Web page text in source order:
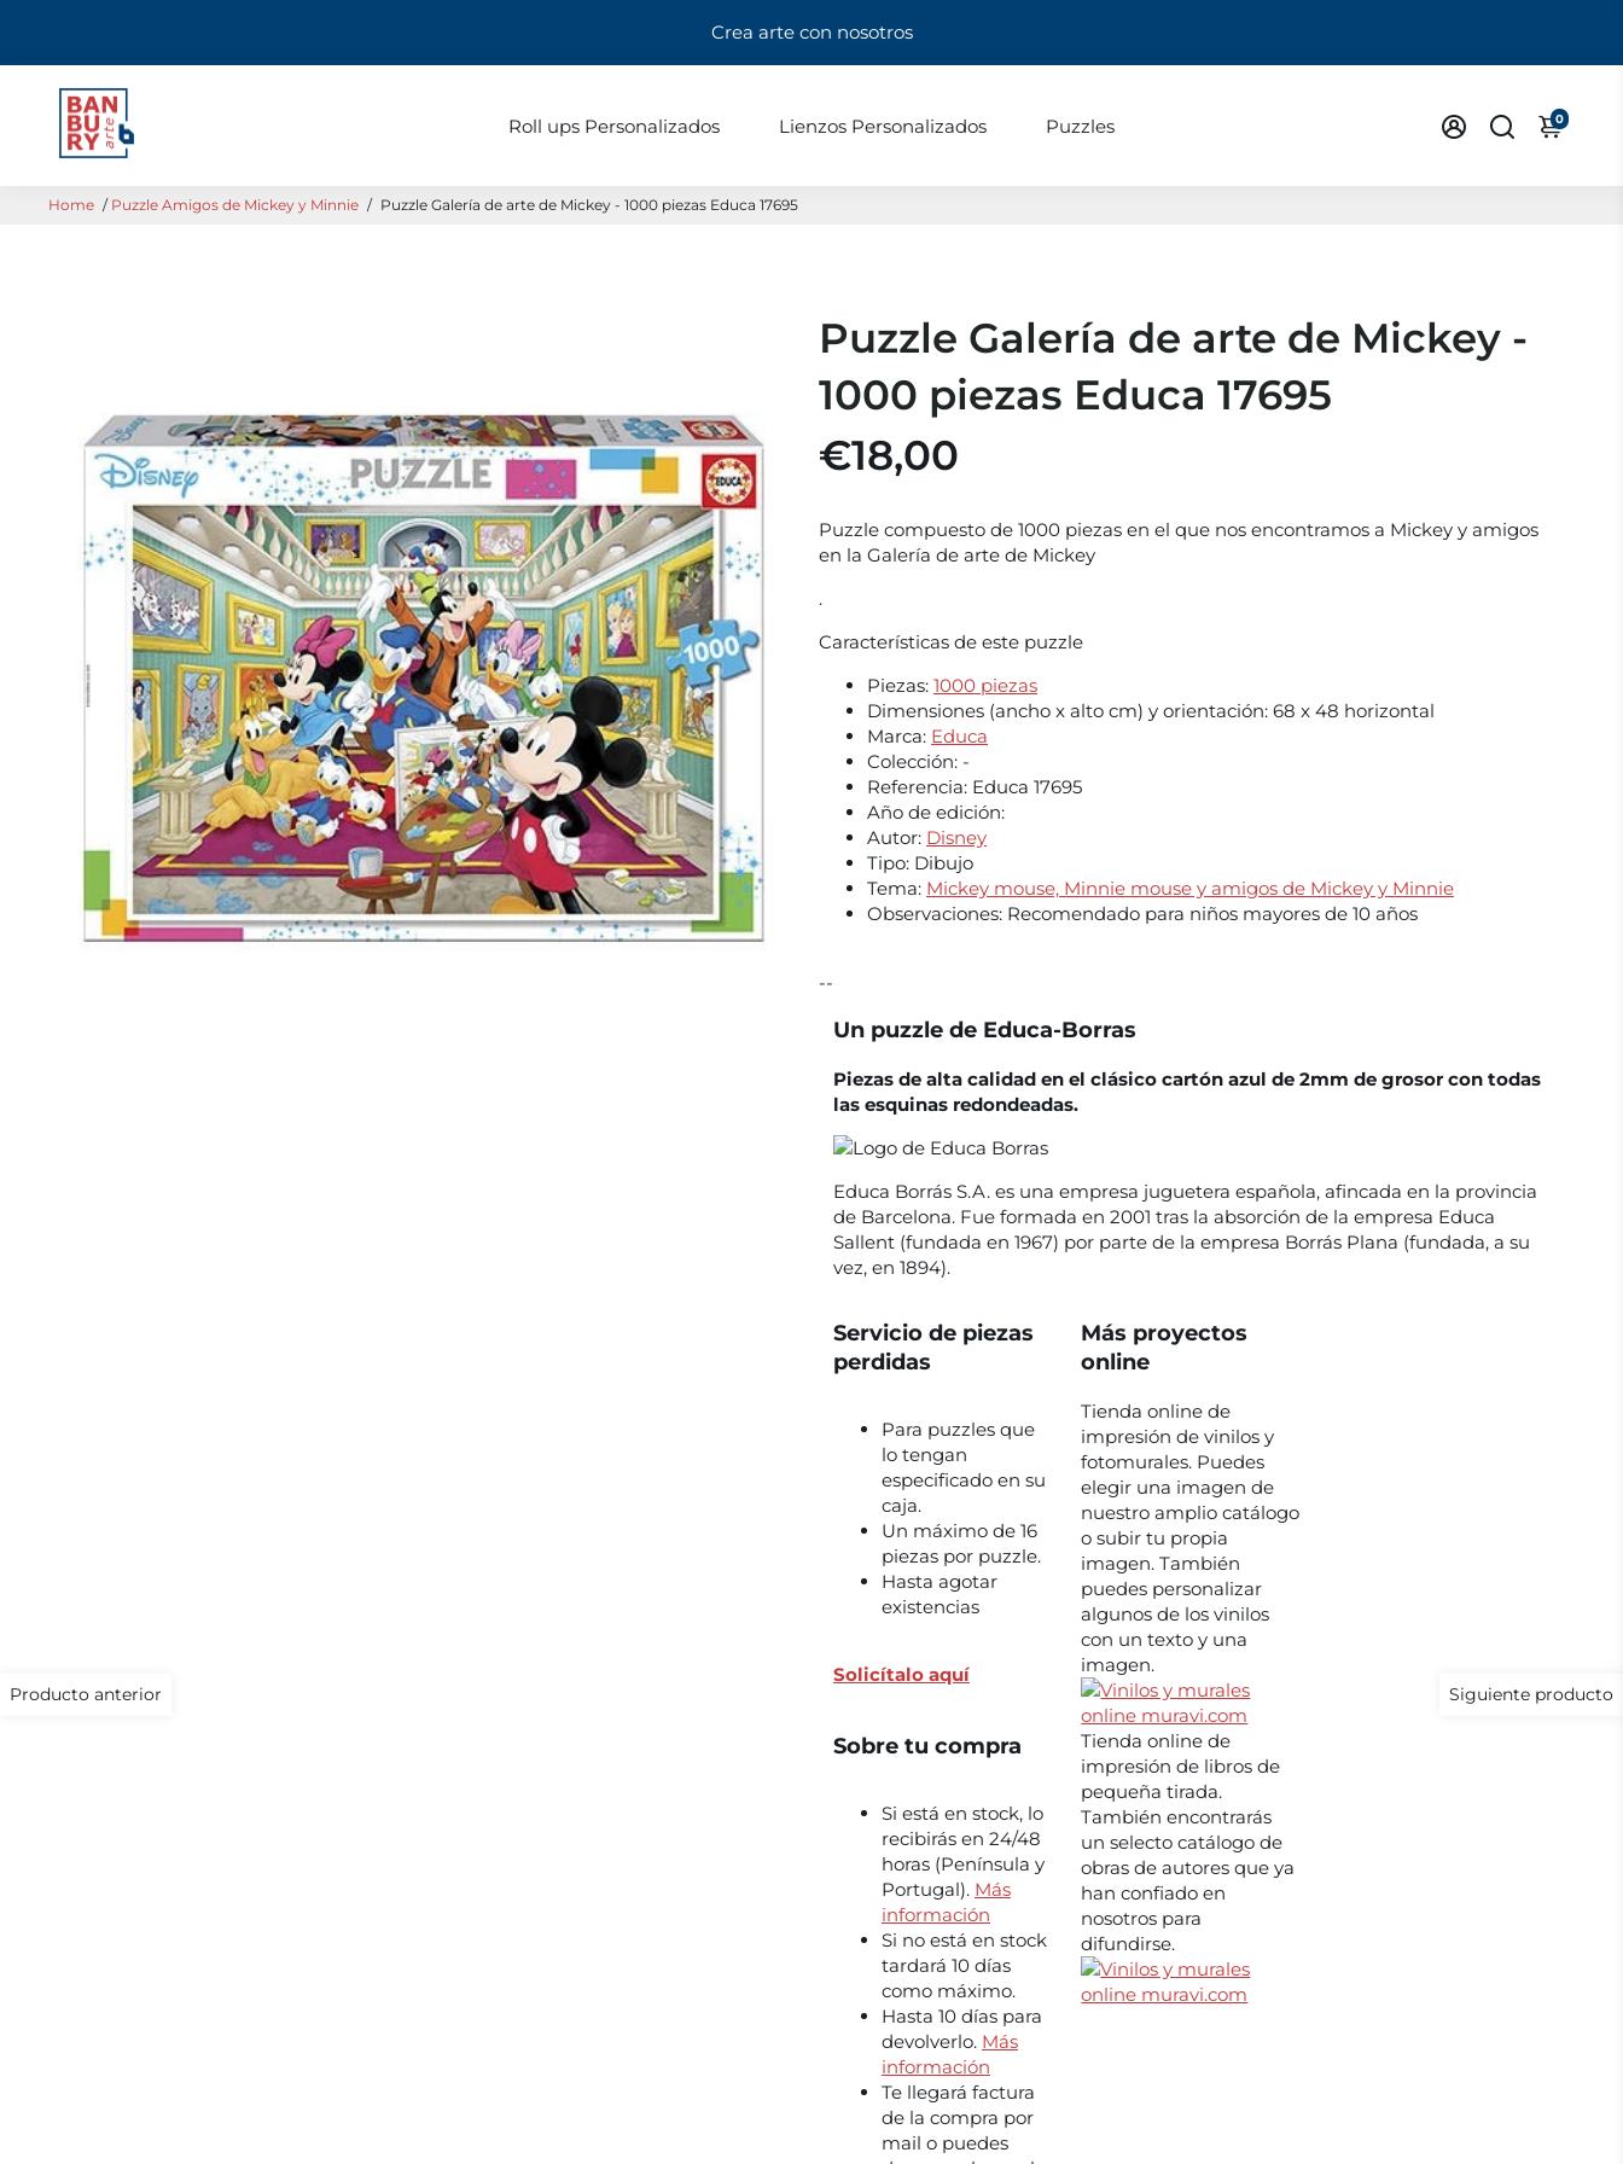
Crea arte con nosotros
Roll ups Personalizados Lienzos Personalizados Puzzles 0
Home / Puzzle Amigos de Mickey y Minnie / Puzzle Galería de arte de Mickey - 1000 piezas Educa 17695
Puzzle Galería de arte de Mickey -
1000 piezas Educa 17695
€18,00
Puzzle compuesto de 1000 piezas en el que nos encontramos a Mickey y amigos
en la Galería de arte de Mickey
.
Características de este puzzle
Piezas: 1000 piezas
Dimensiones (ancho x alto cm) y orientación: 68 x 48 horizontal
Marca: Educa
Colección: -
Referencia: Educa 17695
Año de edición:
Autor: Disney
Tipo: Dibujo
Tema: Mickey mouse, Minnie mouse y amigos de Mickey y Minnie
Observaciones: Recomendado para niños mayores de 10 años
--
Un puzzle de Educa-Borras
Piezas de alta calidad en el clásico cartón azul de 2mm de grosor con todas
las esquinas redondeadas.
Educa Borrás S.A. es una empresa juguetera española, afincada en la provincia
de Barcelona. Fue formada en 2001 tras la absorción de la empresa Educa
Sallent (fundada en 1967) por parte de la empresa Borrás Plana (fundada, a su
vez, en 1894).
Servicio de piezas
perdidas
Para puzzles que
lo tengan
especificado en su
caja.
Un máximo de 16
piezas por puzzle.
Hasta agotar
existencias
Solicítalo aquí
Sobre tu compra
Si está en stock, lo
recibirás en 24/48
horas (Península y
Portugal). Más
información
Si no está en stock
tardará 10 días
como máximo.
Hasta 10 días para
devolverlo. Más
información
Te llegará factura
de la compra por
mail o puedes
Más proyectos
online
Tienda online de
impresión de vinilos y
fotomurales. Puedes
elegir una imagen de
nuestro amplio catálogo
o subir tu propia
imagen. También
puedes personalizar
algunos de los vinilos
con un texto y una
imagen.
Tienda online de
impresión de libros de
pequeña tirada.
También encontrarás
un selecto catálogo de
obras de autores que ya
han confiado en
nosotros para
difundirse.
Producto anterior Siguiente producto